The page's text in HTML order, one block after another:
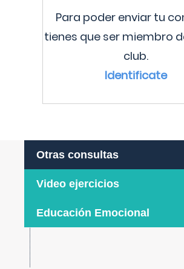
Para poder enviar tu
tienes que ser miembro
club.
Identificate
Otras consultas
Video ejercicios
Educación Emocional